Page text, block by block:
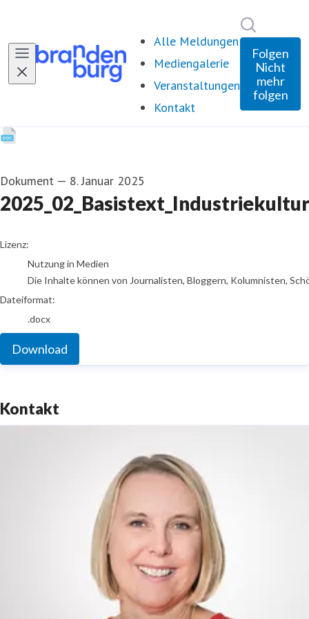
Alle Meldungen
Mediengalerie
Veranstaltungen
Kontakt
Folgen
Nicht
mehr
folgen
Dokument — 8. Januar 2025
go to media item
Lizenz:
Nutzung in Medien
Die Inhalte können von Journalisten, Bloggern, Kolumnisten,
Dateiformat:
.docx
Download
Kontakt